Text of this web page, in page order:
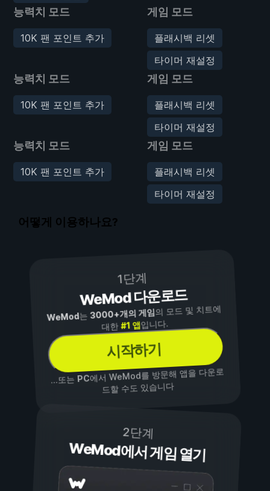
능력치 모드
10K 팬 포인트 추가
게임 모드
플래시백 리셋
타이머 재설정
능력치 모드
10K 팬 포인트 추가
게임 모드
플래시백 리셋
타이머 재설정
능력치 모드
10K 팬 포인트 추가
게임 모드
플래시백 리셋
타이머 재설정
어떻게 이용하나요?
1단계
WeMod 다운로드
WeMod는3000+개의 게임의 모드 및 치트에
대한#1 앱입니다.
시작하기
...또는PC에서 WeMod를 방문해 앱을 다운로
드할 수도 있습니다
2단계
WeMod에서 게임 열기